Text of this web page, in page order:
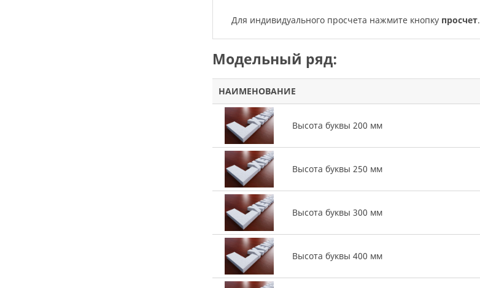
Для индивидуального просчета нажмите кнопку просчет.
Модельный ряд:
НАИМЕНОВАНИЕ
Высота буквы 200 мм
Высота буквы 250 мм
Высота буквы 300 мм
Высота буквы 400 мм